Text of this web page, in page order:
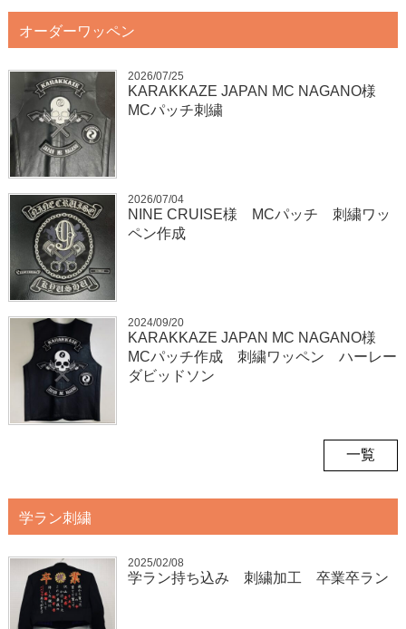
オーダーワッペン
2026/07/25
KARAKKAZE JAPAN MC NAGANO様
MCパッチ刺繍
2026/07/04
NINE CRUISE様 MCパッチ 刺繍ワッ
ペン作成
2024/09/20
KARAKKAZE JAPAN MC NAGANO様
MCパッチ作成 刺繍ワッペン ハーレー
ダビッドソン
一覧
学ラン刺繍
2025/02/08
学ラン持ち込み 刺繍加工 卒業卒ラン